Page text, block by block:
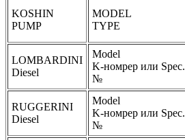
KOSHIN
PUMP
MODEL
TYPE
LOMBARDINI
Diesel
Model
K-номрер или Spec.
№
RUGGERINI
Diesel
Model
K-номрер или Spec.
№